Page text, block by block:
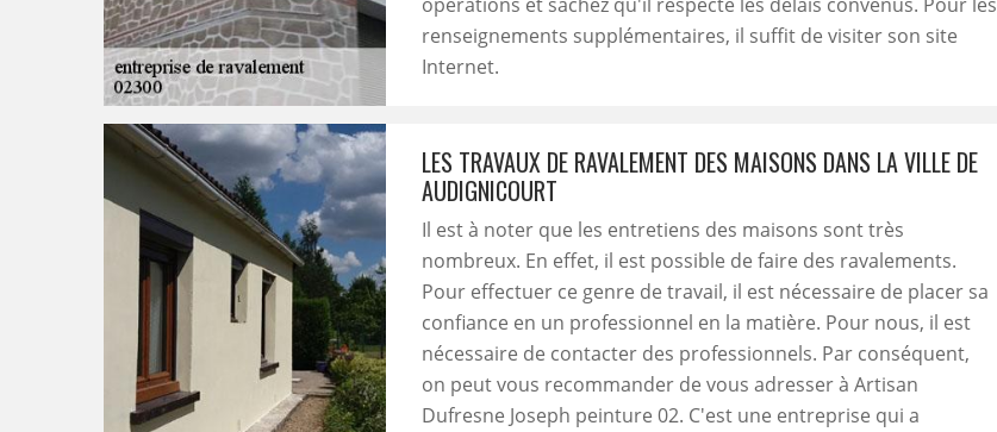
renseignements supplémentaires, il suffit de visiter son site
Internet.
LES TRAVAUX DE RAVALEMENT DES MAISONS DANS LA VILLE DE
AUDIGNICOURT
Il est à noter que les entretiens des maisons sont très
nombreux. En effet, il est possible de faire des ravalements.
Pour effectuer ce genre de travail, il est nécessaire de placer sa
confiance en un professionnel en la matière. Pour nous, il est
nécessaire de contacter des professionnels. Par conséquent,
on peut vous recommander de vous adresser à Artisan
Dufresne Joseph peinture 02. C'est une entreprise qui a